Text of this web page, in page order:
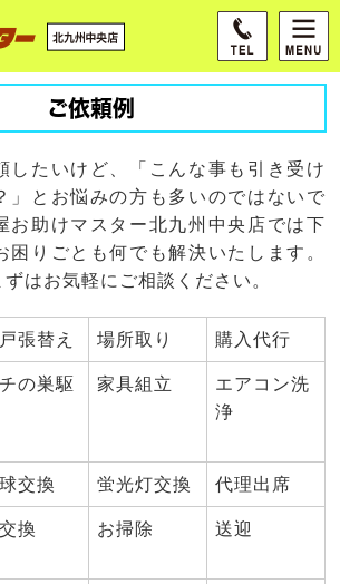
ご依頼例
したいけど、「こんな事も引き受け
」とお悩みの方も多いのではないで
お助けマスター北九州中央店では下
困りごとも何でも解決いたします。
はお気軽にご相談ください。
張替え 場所取り 購入代行
の巣駆
家具組立
エアコン洗
浄
交換 蛍光灯交換 代理出席
換 お掃除 送迎